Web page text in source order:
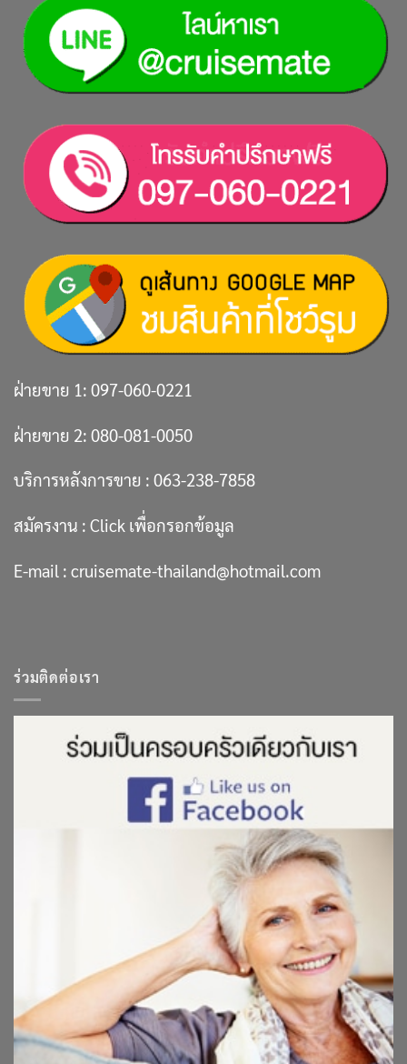
ฝ่ายขาย 1: 097-060-0221
ฝ่ายขาย 2: 080-081-0050
บริการหลังการขาย : 063-238-7858
สมัครงาน : Click เพื่อกรอกข้อมูล
E-mail : cruisemate-thailand@hotmail.com
ร่วมติดต่อเรา